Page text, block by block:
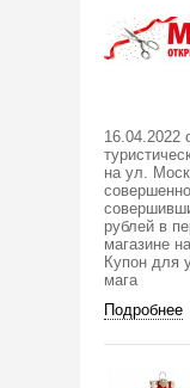
16.04.2022
на ул.
рублей в
магазине
Купон для
мага
Подробнее